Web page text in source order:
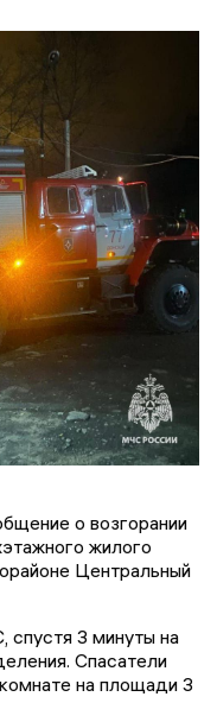
о возгорании
жилого
Центральный
3 минуты на
Спасатели
на площади 3